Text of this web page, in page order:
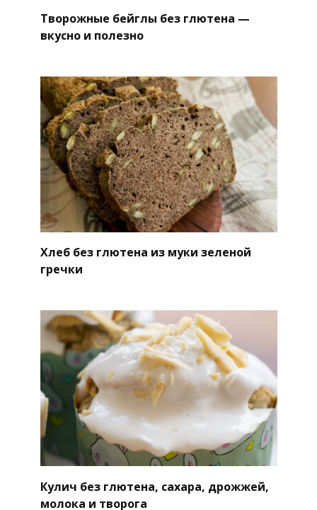
Творожные бейглы без глютена —
вкусно и полезно
Хлеб без глютена из муки зеленой
гречки
Кулич без глютена, сахара, дрожжей,
молока и творога